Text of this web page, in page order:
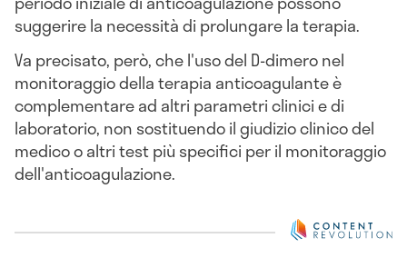
suggerire la necessità di prolungare la terapia.
Va precisato, però, che l'uso del D-dimero nel
monitoraggio della terapia anticoagulante è
complementare ad altri parametri clinici e di
laboratorio, non sostituendo il giudizio clinico del
medico o altri test più specifici per il monitoraggio
dell'anticoagulazione.